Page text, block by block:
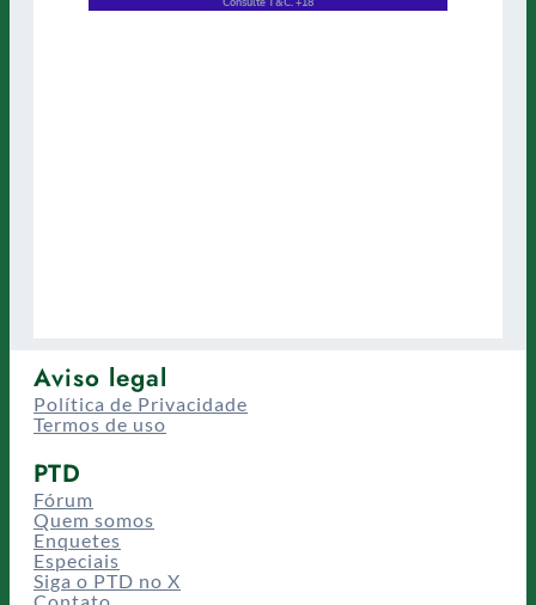
Aviso legal
Política de Privacidade
Termos de uso
PTD
Fórum
Quem somos
Enquetes
Especiais
Siga o PTD no X